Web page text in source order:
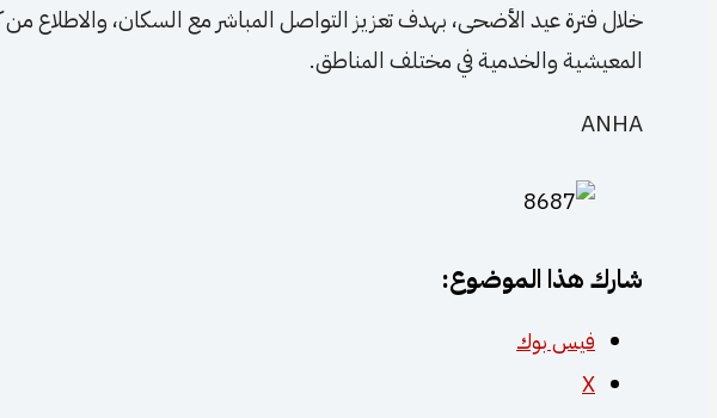
خلال فترة عيد الأضحى، بهدف تعزيز التواصل المباشر مع السكان، والاطلاع
المعيشية والخدمية في مختلف المناطق.
ANHA
شارك هذا الموضوع:
فيس بوك
X